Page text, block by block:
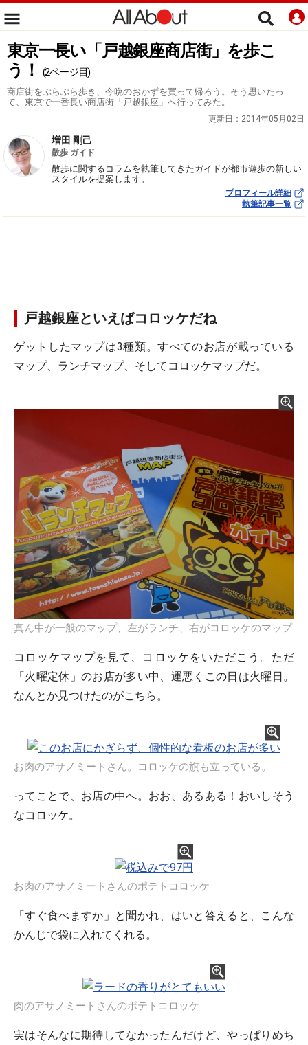
東京一長い「戸越銀座商店街」を歩こ
う！
(2ページ目)
商店街をぶらぶら歩き、今晩のおかずを買って帰ろう。そう思いたっ
て、東京で一番長い商店街「戸越銀座」へ行ってみた。
更新日： 2014年05月02日
増田 剛己
散歩 ガイド
散歩に関するコラムを執筆してきたガイドが都市遊歩の新しい
スタイルを提案します。
プロフィール詳細
執筆記事一覧
戸越銀座といえばコロッケだね
ゲットしたマップは3種類。すべてのお店が載っている
マップ、ランチマップ、そしてコロッケマップだ。
真ん中が一般のマップ、左がランチ、右がコロッケのマップ
コロッケマップを見て、コロッケをいただこう。ただ
「火曜定休」のお店が多い中、運悪くこの日は火曜日。
なんとか見つけたのがこちら。
お肉のアサノミートさん。コロッケの旗も立っている。
ってことで、お店の中へ。おお、あるある！おいしそう
なコロッケ。
お肉のアサノミートさんのポテトコロッケ
「すぐ食べますか」と聞かれ、はいと答えると、こんな
かんじで袋に入れてくれる。
肉のアサノミートさんのポテトコロッケ
実はそんなに期待してなかったんだけど、やっぱりめち